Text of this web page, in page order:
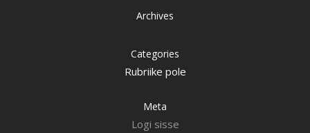
Archives
Categories
Rubriike pole
Meta
Logi sisse